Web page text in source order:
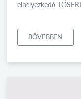
elhelyezkedő
BŐVEBBEN